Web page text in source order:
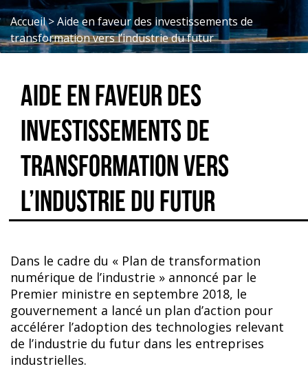
Accueil>Aide en faveur des investissements de
transformation vers l’industrie du futur
Aide en faveur des
investissements de
transformation vers
l’industrie du futur
Dans le cadre du « Plan de transformation
numérique de l’industrie » annoncé par le
Premier ministre en septembre 2018, le
gouvernement a lancé un plan d’action pour
accélérer l’adoption des technologies relevant
de l’industrie du futur dans les entreprises
industrielles.